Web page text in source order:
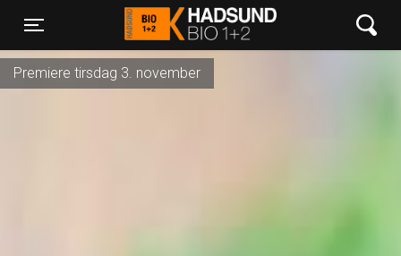
Toggle navigation
Hadsund Bio 1+2
Premiere tirsdag 3. november